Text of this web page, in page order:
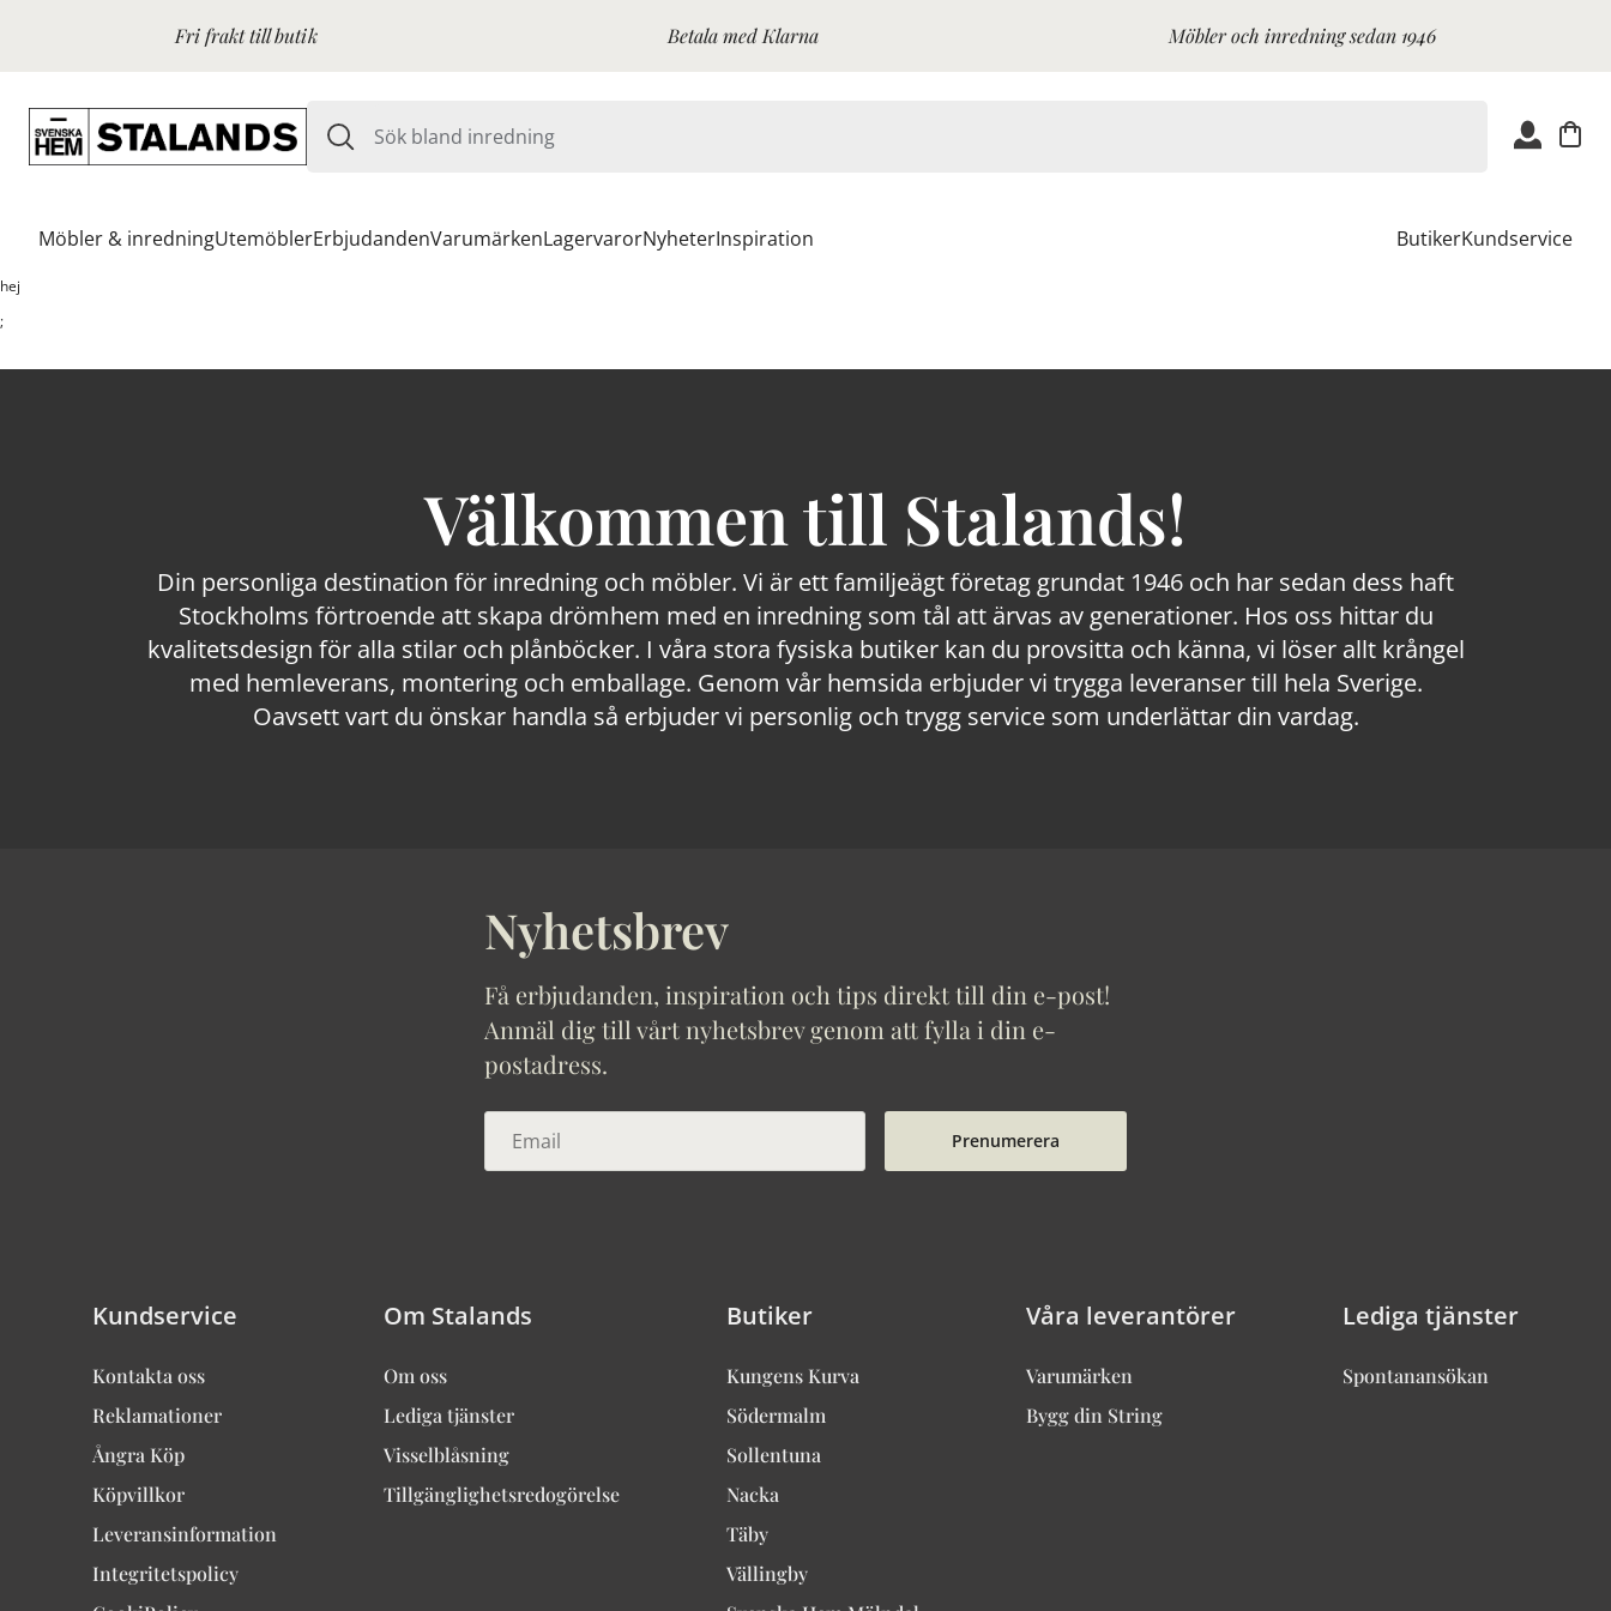
Fri frakt till butik Betala med Klarna Möbler och inredning sedan 1946
Möbler & inredningUtemöblerErbjudandenVarumärkenLagervarorNyheterInspiration ButikerKundservice
hej
;
Välkommen till Stalands!
Din personliga destination för inredning och möbler. Vi är ett familjeägt företag grundat 1946 och har sedan dess haft
Stockholms förtroende att skapa drömhem med en inredning som tål att ärvas av generationer. Hos oss hittar du
kvalitetsdesign för alla stilar och plånböcker. I våra stora fysiska butiker kan du provsitta och känna, vi löser allt krångel
med hemleverans, montering och emballage. Genom vår hemsida erbjuder vi trygga leveranser till hela Sverige.
Oavsett vart du önskar handla så erbjuder vi personlig och trygg service som underlättar din vardag.
Nyhetsbrev
Få erbjudanden, inspiration och tips direkt till din e-post!
Anmäl dig till vårt nyhetsbrev genom att fylla i din e-
postadress.
Prenumerera
Kundservice
Kontakta oss
Reklamationer
Ångra Köp
Köpvillkor
Leveransinformation
Integritetspolicy
Om Stalands
Om oss
Lediga tjänster
Visselblåsning
Tillgänglighetsredogörelse
Butiker
Kungens Kurva
Södermalm
Sollentuna
Nacka
Täby
Vällingby
Våra leverantörer
Varumärken
Bygg din String
Lediga tjänster
Spontanansökan